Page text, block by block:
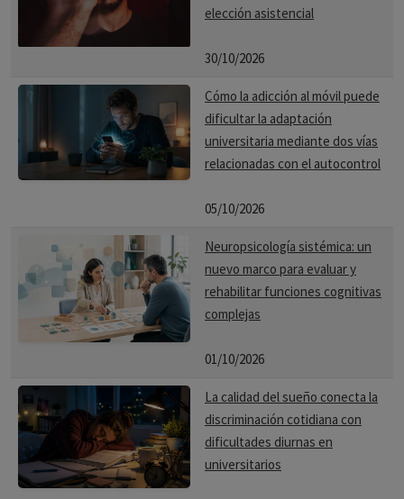
elección asistencial
30/10/2026
Cómo la adicción al móvil puede
dificultar la adaptación
universitaria mediante dos vías
relacionadas con el autocontrol
05/10/2026
Neuropsicología sistémica: un
nuevo marco para evaluar y
rehabilitar funciones cognitivas
complejas
01/10/2026
La calidad del sueño conecta la
discriminación cotidiana con
dificultades diurnas en
universitarios